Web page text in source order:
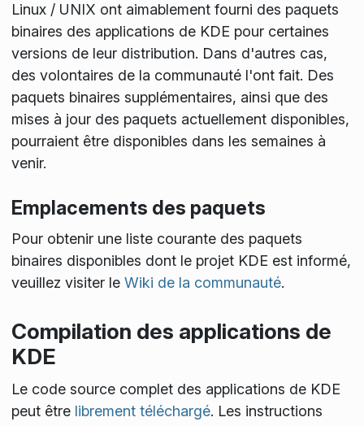
Linux / UNIX ont aimablement fourni des paquets
binaires des applications de KDE pour certaines
versions de leur distribution. Dans d'autres cas,
des volontaires de la communauté l'ont fait. Des
paquets binaires supplémentaires, ainsi que des
mises à jour des paquets actuellement disponibles,
pourraient être disponibles dans les semaines à
venir.
Emplacements des paquets
Pour obtenir une liste courante des paquets
binaires disponibles dont le projet KDE est informé,
veuillez visiter le Wiki de la communauté.
Compilation des applications de
KDE
Le code source complet des applications de KDE
peut être librement téléchargé. Les instructions